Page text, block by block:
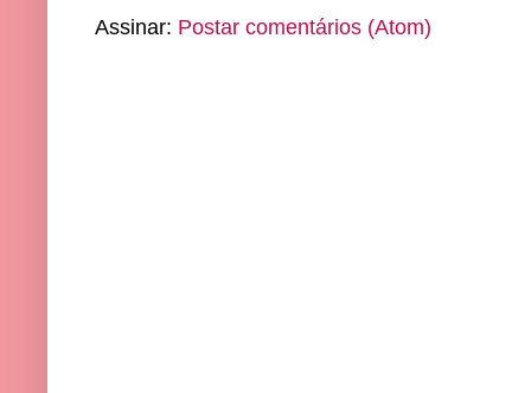
Assinar: Postar comentários (Atom)